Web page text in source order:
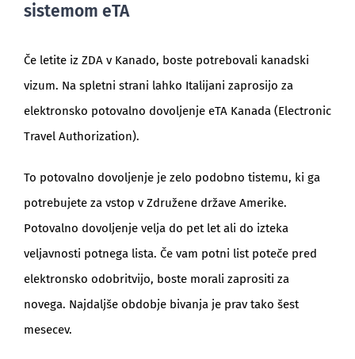
sistemom eTA
Če letite iz ZDA v Kanado, boste potrebovali kanadski
vizum. Na spletni strani lahko Italijani zaprosijo za
elektronsko potovalno dovoljenje eTA Kanada (Electronic
Travel Authorization).
To potovalno dovoljenje je zelo podobno tistemu, ki ga
potrebujete za vstop v Združene države Amerike.
Potovalno dovoljenje velja do pet let ali do izteka
veljavnosti potnega lista. Če vam potni list poteče pred
elektronsko odobritvijo, boste morali zaprositi za
novega. Najdaljše obdobje bivanja je prav tako šest
mesecev.